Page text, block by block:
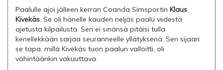
Paalulle ajoi jälleen kerran Coanda Simsportin Klaus
Kivekäs. Se oli hänelle kauden neljäs paalu viidestä
ajetusta kilpailusta. Sen ei sinänsä pitäisi tulla
kenellekkään sarjaa seuranneelle yllätyksenä. Sen sijaan
se tapa, millä Kivekäs tuon paalun valloitti, oli
vähintäänkin vakuuttava.